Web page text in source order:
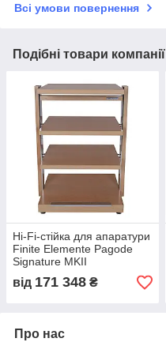
Всі умови повернення
Подібні товари компанії
Hi-Fi-стійка для апаратури
Finite Elemente Pagode
Signature MKII
від 171 348 ₴
Про нас